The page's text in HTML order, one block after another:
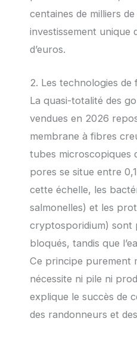
centaines de milliers
investissement unique
d’euros.
2. Les technologies
La quasi-totalité des
vendues en 2026
membrane à fibres
tubes microscopiques
pores se situe entre
cette échelle, les
salmonelles) et les
cryptosporidium) sont
bloqués, tandis que
Ce principe purement
nécessite ni pile ni
explique le succès de
des randonneurs et